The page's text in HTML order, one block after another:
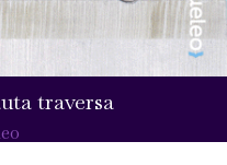
traversa